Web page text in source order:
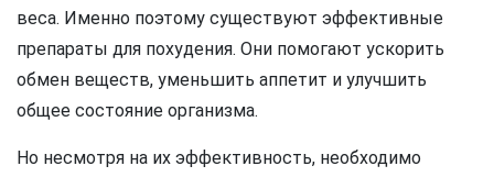
веса. Именно поэтому существуют эффективные
препараты для похудения. Они помогают ускорить
обмен веществ, уменьшить аппетит и улучшить
общее состояние организма.
Но несмотря на их эффективность, необходимо